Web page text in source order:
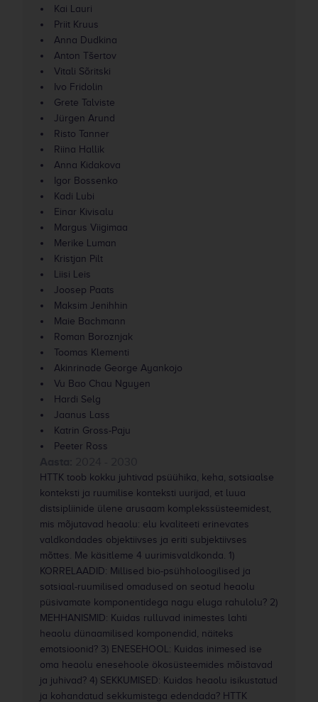
Kai Lauri
Priit Kruus
Anna Dudkina
Anton Tšertov
Vitali Sõritski
Ivo Fridolin
Grete Talviste
Jürgen Arund
Risto Tanner
Riina Hallik
Anna Kidakova
Igor Bossenko
Kadi Lubi
Einar Kivisalu
Margus Viigimaa
Merike Luman
Kristjan Pilt
Liisi Leis
Joosep Paats
Maksim Jenihhin
Maie Bachmann
Roman Boroznjak
Toomas Klementi
Akinrinade George Ayankojo
Vu Bao Chau Nguyen
Hardi Selg
Jaanus Lass
Katrin Gross-Paju
Peeter Ross
HTTK toob kokku juhtivad psüühika, keha, sotsiaalse
konteksti ja ruumilise konteksti uurijad, et luua
distsipliinide ülene arusaam komplekssüsteemidest,
mis mõjutavad heaolu: elu kvaliteeti erinevates
valdkondades objektiivses ja eriti subjektiivses
mõttes. Me käsitleme 4 uurimisvaldkonda. 1)
KORRELAADID: Millised bio-psühholoogilised ja
sotsiaal-ruumilised omadused on seotud heaolu
püsivamate komponentidega nagu eluga rahulolu? 2)
MEHHANISMID: Kuidas rulluvad inimestes lahti
heaolu dünaamilised komponendid, näiteks
emotsioonid? 3) ENESEHOOL: Kuidas inimesed ise
oma heaolu enesehoole ökosüsteemides mõistavad
ja juhivad? 4) SEKKUMISED: Kuidas heaolu isikustatud
ja kohandatud sekkumistega edendada? HTTK